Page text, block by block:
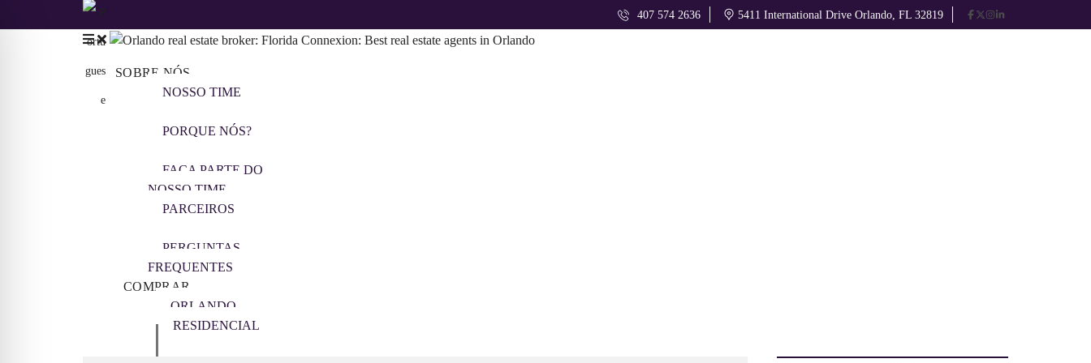
407 574 2636 5411 International Drive Orlando, FL 32819
SOBRE NÓS
NOSSO TIME
PORQUE NÓS?
FAÇA PARTE DO
NOSSO TIME
PARCEIROS
PERGUNTAS
FREQUENTES
COMPRAR
ORLANDO
RESIDENCIAL